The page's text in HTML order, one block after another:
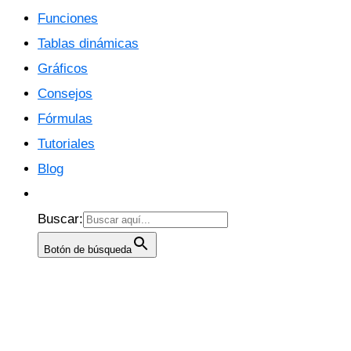
Funciones
Tablas dinámicas
Gráficos
Consejos
Fórmulas
Tutoriales
Blog
Buscar:
Botón de búsqueda